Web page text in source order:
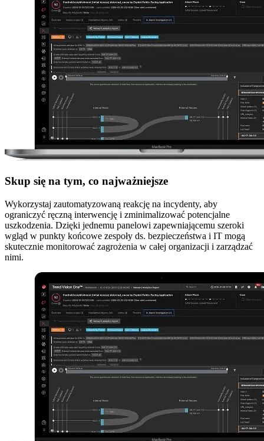
Skup się na tym, co najważniejsze
Wykorzystaj zautomatyzowaną reakcję na incydenty, aby
ograniczyć ręczną interwencję i zminimalizować potencjalne
uszkodzenia. Dzięki jednemu panelowi zapewniającemu szeroki
wgląd w punkty końcowe zespoły ds. bezpieczeństwa i IT mogą
skutecznie monitorować zagrożenia w całej organizacji i zarządzać
nimi.